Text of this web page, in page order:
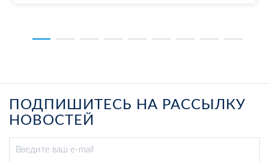
ПОДПИШИТЕСЬ НА РАССЫЛКУ
НОВОСТЕЙ